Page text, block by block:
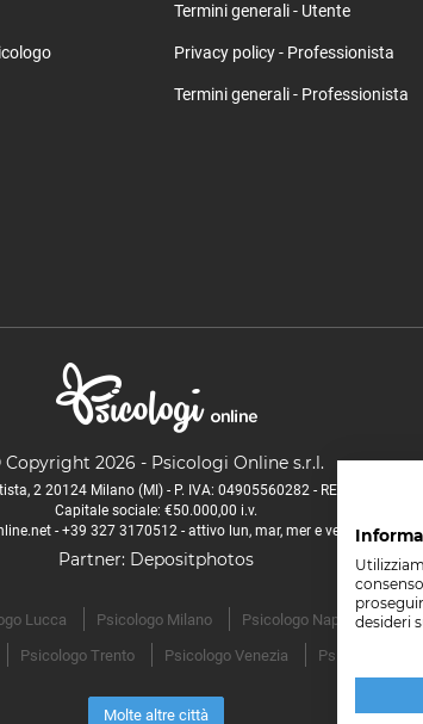
Termini generali - Utente
Privacy policy - Professionista
Termini generali - Professionista
Copyright 2026 - Psicologi Online s.r.l.
2 20124 Milano (MI) - P. IVA: 04905560282 - REA MI -
Capitale sociale: €50.000,00 i.v.
- +39 327 3170512 - attivo lun, mar, mer e ven 9.30-15.00
Partner: Depositphotos
Lucca Psicologo Milano Psicologo Napoli
Psicologo Trento Psicologo Venezia Psicologo
Molte altre città
desideri